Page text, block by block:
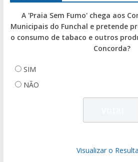
A 'Praia Sem Fumo' chega aos
Municipais do Funchal e pretende
o consumo de tabaco e outros
Concorda?
SIM
NÃO
Visualizar o